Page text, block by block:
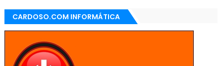
CARDOSO.COM INFORMÁTICA